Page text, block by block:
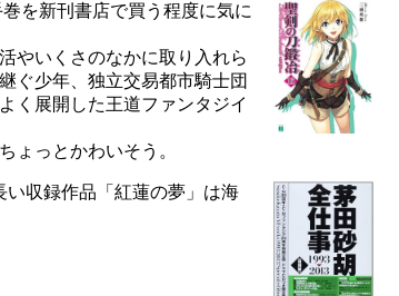
を新刊書店で買う程度に気に
やいくさのなかに取り入れら
ぐ少年、独立交易都市騎士団
く展開した王道ファンタジイ
ょっとかわいそう。
い収録作品「紅蓮の夢」は海